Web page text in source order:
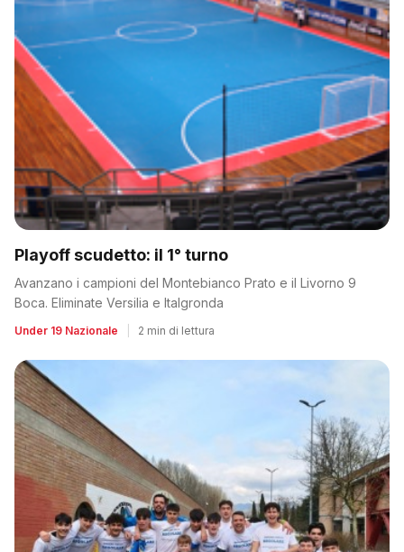
Playoff scudetto: il 1° turno
Avanzano i campioni del Montebianco Prato e il Livorno 9
Boca. Eliminate Versilia e Italgronda
Under 19 Nazionale 2 min di lettura